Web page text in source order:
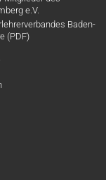
e.V.
Baden-
(PDF)